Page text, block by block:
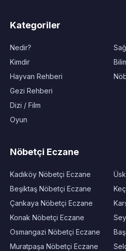
Kategoriler
Nedir?
Kimdir
Hayvan Rehberi
Gezi Rehberi
Dizi / Film
Oyun
Nöbetçi Eczane
Kadıköy Nöbetçi Eczane
Beşiktaş Nöbetçi Eczane
Çankaya Nöbetçi Eczane
Konak Nöbetçi Eczane
Osmangazi Nöbetçi Eczane
Muratpaşa Nöbetçi Eczane